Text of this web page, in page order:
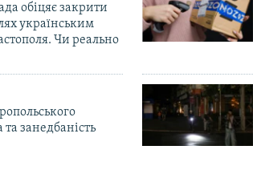
обіцяє закрити
українським
Чи реально
занедбаність